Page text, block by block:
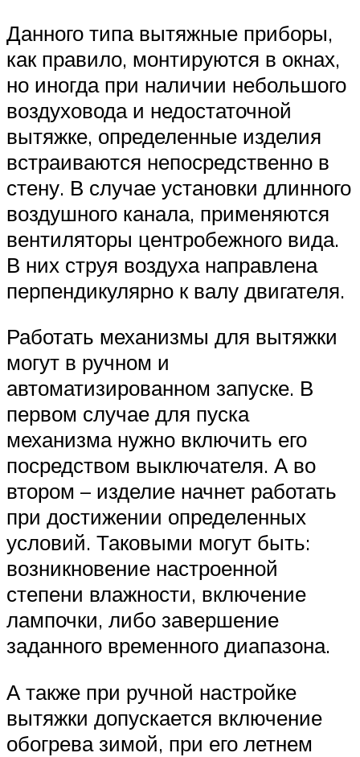
Данного типа вытяжные приборы,
как правило, монтируются в окнах,
но иногда при наличии небольшого
воздуховода и недостаточной
вытяжке, определенные изделия
встраиваются непосредственно в
стену. В случае установки длинного
воздушного канала, применяются
вентиляторы центробежного вида.
В них струя воздуха направлена
перпендикулярно к валу двигателя.
Работать механизмы для вытяжки
могут в ручном и
автоматизированном запуске. В
первом случае для пуска
механизма нужно включить его
посредством выключателя. А во
втором – изделие начнет работать
при достижении определенных
условий. Таковыми могут быть:
возникновение настроенной
степени влажности, включение
лампочки, либо завершение
заданного временного диапазона.
А также при ручной настройке
вытяжки допускается включение
обогрева зимой, при его летнем